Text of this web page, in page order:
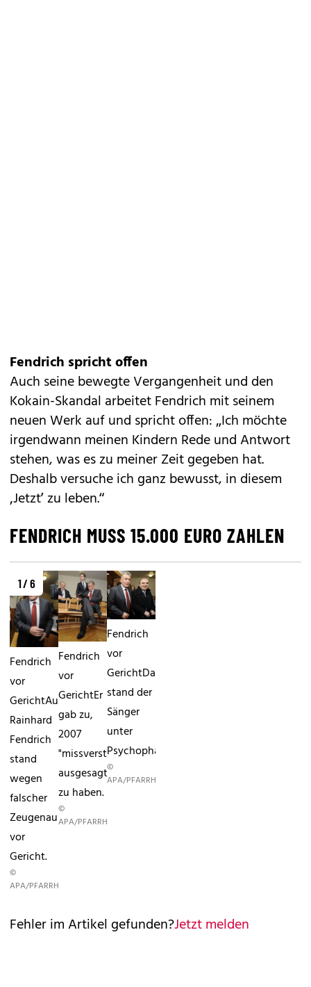
Fendrich spricht offen
Auch seine bewegte Vergangenheit und den
Kokain-Skandal arbeitetFendrich mit seinem
neuen Werk auf und spricht offen: „Ich möchte
irgendwann meinen Kindern Rede und Antwort
stehen, was es zu meiner Zeit gegeben hat.
Deshalb versuche ich ganz bewusst, in diesem
‚Jetzt’ zu leben.“
FENDRICH MUSS 15.000 EURO ZAHLEN
1 / 6
Fendrich
vor
GerichtAustropopper
Rainhard
Fendrich
stand
wegen
falscher
Zeugenaussage
vor
Gericht.
©
APA/PFARRHOFER
Fendrich
vor
GerichtEr
gab zu,
2007
"missverständlich"
ausgesagt
zu haben.
©
APA/PFARRHOFER
Fendrich
vor
GerichtDamals
stand der
Sänger
unter
Psychopharmaka.
©
APA/PFARRHOFER
Fehler im Artikel gefunden?Jetzt melden